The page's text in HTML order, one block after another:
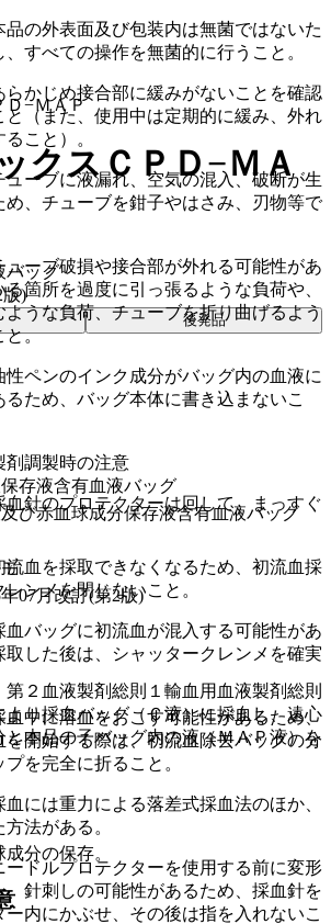
の外表面及び包装内は無菌ではないた
すべての操作を無菌的に行うこと。
かじめ接合部に緩みがないことを確認
と（また、使用中は定期的に緩み、外れ
こと）。
ーブに液漏れ、空気の混入、破断が生
め、チューブを鉗子やはさみ、刃物等で
ーブ破損や接合部が外れる可能性があ
箇所を過度に引っ張るような負荷や、
ような負荷、チューブを折り曲げるよう
と。
ペンのインク成分がバッグ内の血液に
ため、バッグ本体に書き込まないこ
調製時の注意
針のプロテクターは回して、まっすぐ
血を採取できなくなるため、初流血採
ンメを閉じないこと。
バッグに初流血が混入する可能性があ
した後は、シャッタークレンメを確実
中に溶血をおこす可能性があるため、
開始する際は、初流血除去バッグの分
を完全に折ること。
には重力による落差式採血法のほか、
法がある。
ドルプロテクターを使用する前に変形
針刺しの可能性があるため、採血針を
内にかぶせ、その後は指を入れないこ
Ｄ−ＭＡＰ
クスＣＰＤ−ＭＡ
バッグ
版)
後発品
存液含有血液バッグ
び赤血球成分保存液含有血液バッグ
07月改訂(第2版)
２血液製剤総則１輸血用血液製剤総則
より採血バッグ（Ｃ液）に採血し、遠心
本品の子バッグ内の液（ＭＡＰ液）を
分の保存。